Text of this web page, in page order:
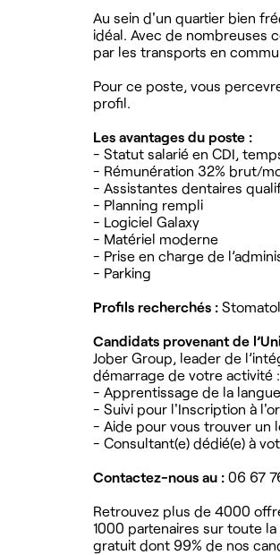
Au sein d'un quartier bien
idéal. Avec de nombreuses
par les transports en
Pour ce poste, vous
profil.
Les avantages du poste :
- Statut salarié en CDI,
- Rémunération 32% brut/
- Assistantes dentaires
- Planning rempli
- Logiciel Galaxy
- Matériel moderne
- Prise en charge de
- Parking
Profils recherchés :
Candidats provenant de
Jober Group, leader de
démarrage de votre activité :
- Apprentissage de la
- Suivi pour l'Inscription à
- Aide pour vous trouver un
- Consultant(e) dédié(e) à
Contactez-nous au : 06 67
Retrouvez plus de 4000
1000 partenaires sur toute
gratuit dont 99% de nos